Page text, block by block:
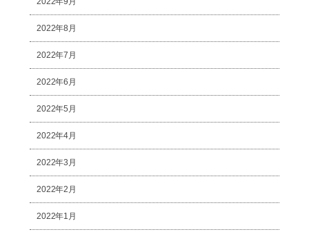
2022年8月
2022年7月
2022年6月
2022年5月
2022年4月
2022年3月
2022年2月
2022年1月